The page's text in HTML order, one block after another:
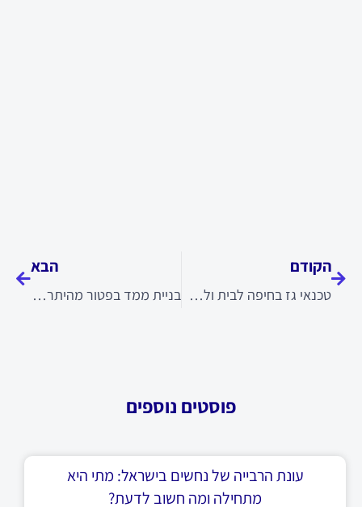
הקודם
טכנאי גז בחיפה לבית ולעסק
הבא
בניית ממד בפטור מהיתר – המדריך המלא ל-2026
פוסטים נוספים
עונת הרבייה של נחשים בישראל: מתי היא
מתחילה ומה חשוב לדעת?